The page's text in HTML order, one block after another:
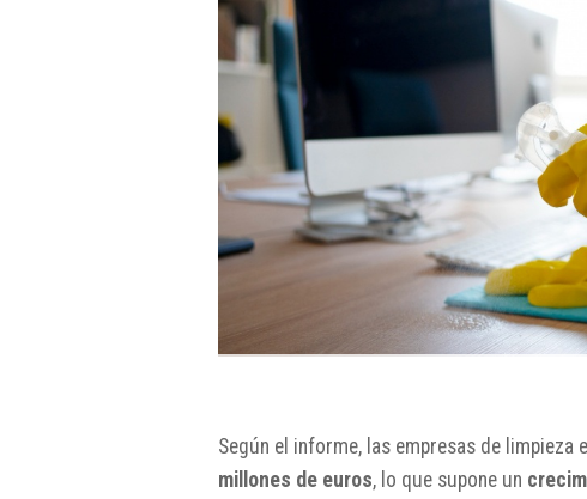
Según el informe, las empresas de limpieza
millones de euros, lo que supone un